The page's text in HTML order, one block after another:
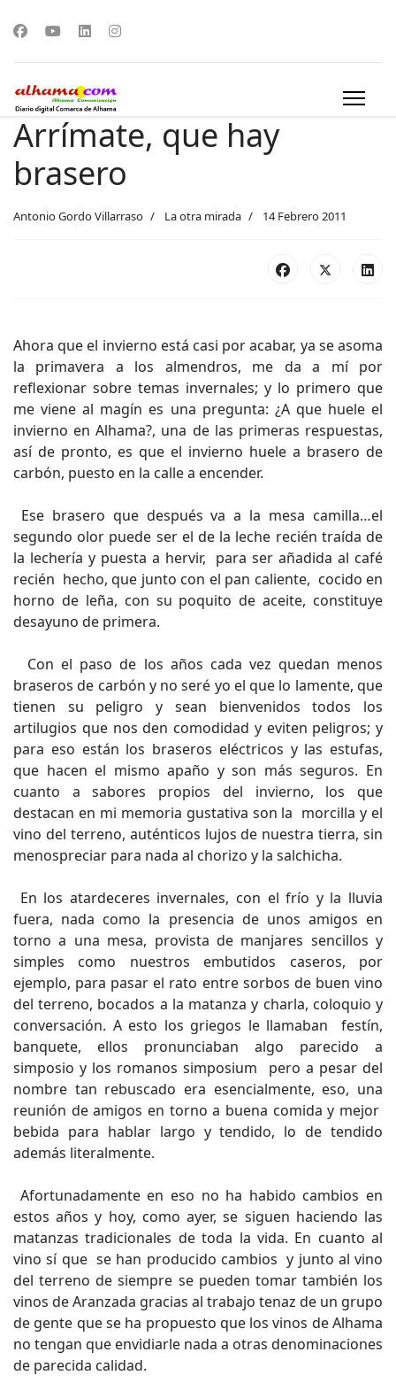
Arrímate, que hay
brasero
Antonio Gordo Villarraso La otra mirada 14 Febrero 2011
Ahora que el invierno está casi por acabar, ya se asoma
la primavera a los almendros, me da a mí por
reflexionar sobre temas invernales; y lo primero que
me viene al magín es una pregunta: ¿A que huele el
invierno en Alhama?, una de las primeras respuestas,
así de pronto, es que el invierno huele a brasero de
carbón, puesto en la calle a encender.
Ese brasero que después va a la mesa camilla…el
segundo olor puede ser el de la leche recién traída de
la lechería y puesta a hervir, para ser añadida al café
recién hecho, que junto con el pan caliente, cocido en
horno de leña, con su poquito de aceite, constituye
desayuno de primera.
Con el paso de los años cada vez quedan menos
braseros de carbón y no seré yo el que lo lamente, que
tienen su peligro y sean bienvenidos todos los
artilugios que nos den comodidad y eviten peligros; y
para eso están los braseros eléctricos y las estufas,
que hacen el mismo apaño y son más seguros. En
cuanto a sabores propios del invierno, los que
destacan en mi memoria gustativa son la morcilla y el
vino del terreno, auténticos lujos de nuestra tierra, sin
menospreciar para nada al chorizo y la salchicha.
En los atardeceres invernales, con el frío y la lluvia
fuera, nada como la presencia de unos amigos en
torno a una mesa, provista de manjares sencillos y
simples como nuestros embutidos caseros, por
ejemplo, para pasar el rato entre sorbos de buen vino
del terreno, bocados a la matanza y charla, coloquio y
conversación. A esto los griegos le llamaban festín,
banquete, ellos pronunciaban algo parecido a
simposio y los romanos simposium pero a pesar del
nombre tan rebuscado era esencialmente, eso, una
reunión de amigos en torno a buena comida y mejor
bebida para hablar largo y tendido, lo de tendido
además literalmente.
Afortunadamente en eso no ha habido cambios en
estos años y hoy, como ayer, se siguen haciendo las
matanzas tradicionales de toda la vida. En cuanto al
vino sí que se han producido cambios y junto al vino
del terreno de siempre se pueden tomar también los
vinos de Aranzada gracias al trabajo tenaz de un grupo
de gente que se ha propuesto que los vinos de Alhama
no tengan que envidiarle nada a otras denominaciones
de parecida calidad.